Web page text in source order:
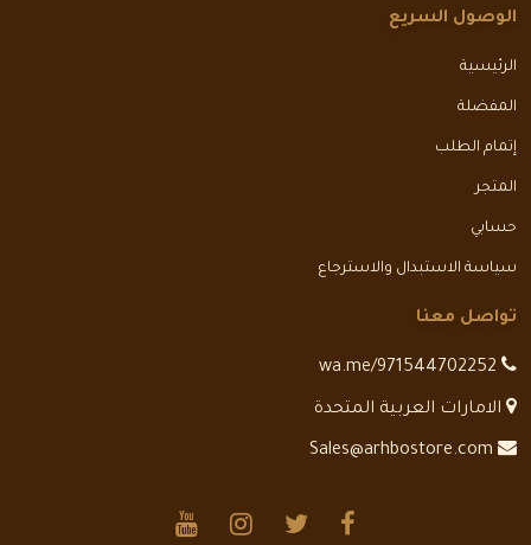
الوصول السريع
الرئيسية
المفضلة
إتمام الطلب
المتجر
حسابي
سياسة الاستبدال والاسترجاع
تواصل معنا
الامارات العربية المتحدة